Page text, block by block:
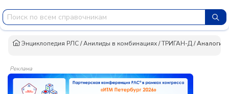
Энциклопедия РЛС/Анилиды в комбинациях/ТРИГАН-Д/Аналоги
Реклама